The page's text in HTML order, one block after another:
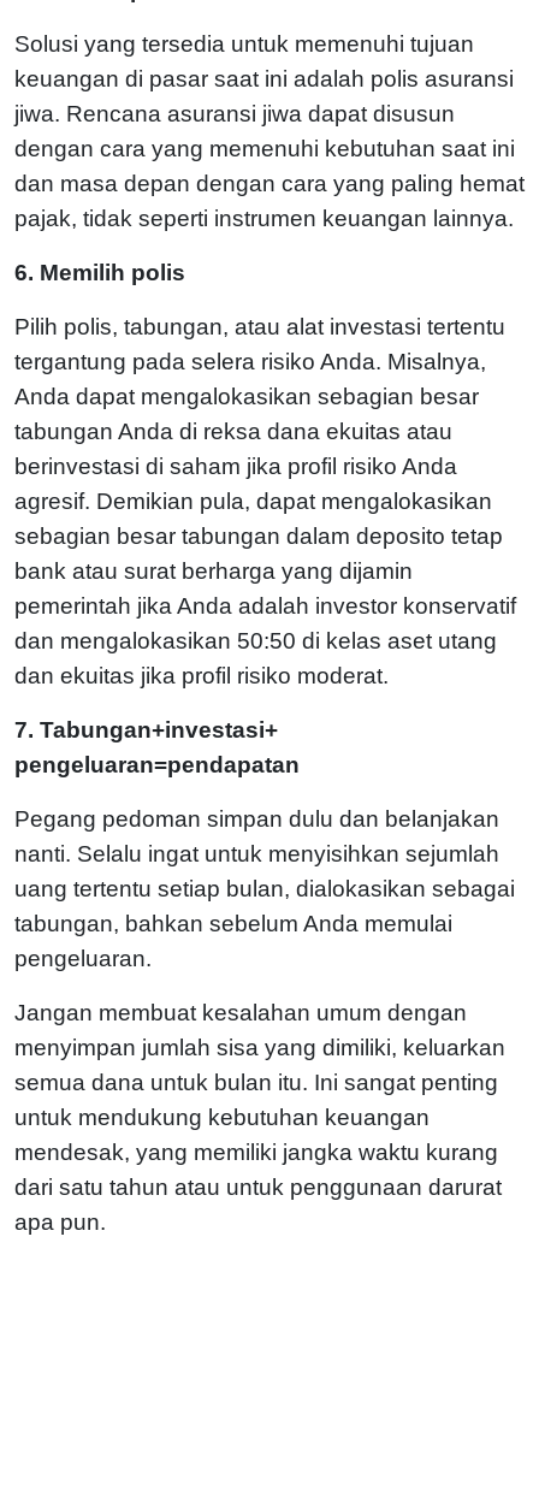
Solusi yang tersedia untuk memenuhi tujuan
keuangan di pasar saat ini adalah polis asuransi
jiwa. Rencana asuransi jiwa dapat disusun
dengan cara yang memenuhi kebutuhan saat ini
dan masa depan dengan cara yang paling hemat
pajak, tidak seperti instrumen keuangan lainnya.
6. Memilih polis
Pilih polis, tabungan, atau alat investasi tertentu
tergantung pada selera risiko Anda. Misalnya,
Anda dapat mengalokasikan sebagian besar
tabungan Anda di reksa dana ekuitas atau
berinvestasi di saham jika profil risiko Anda
agresif. Demikian pula, dapat mengalokasikan
sebagian besar tabungan dalam deposito tetap
bank atau surat berharga yang dijamin
pemerintah jika Anda adalah investor konservatif
dan mengalokasikan 50:50 di kelas aset utang
dan ekuitas jika profil risiko moderat.
7. Tabungan+investasi+
pengeluaran=pendapatan
Pegang pedoman simpan dulu dan belanjakan
nanti. Selalu ingat untuk menyisihkan sejumlah
uang tertentu setiap bulan, dialokasikan sebagai
tabungan, bahkan sebelum Anda memulai
pengeluaran.
Jangan membuat kesalahan umum dengan
menyimpan jumlah sisa yang dimiliki, keluarkan
semua dana untuk bulan itu. Ini sangat penting
untuk mendukung kebutuhan keuangan
mendesak, yang memiliki jangka waktu kurang
dari satu tahun atau untuk penggunaan darurat
apa pun.